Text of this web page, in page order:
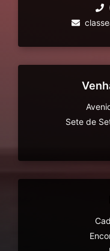
Sete de